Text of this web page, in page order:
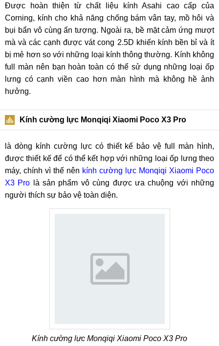
Được hoàn thiện từ chất liệu kính Asahi cao cấp của
Corning, kính cho khả năng chống bám vân tay, mồ hôi và
bụi bẩn vô cùng ấn tượng. Ngoài ra, bề mặt cảm ứng mượt
mà và các cạnh được vát cong 2.5D khiến kính bền bỉ và ít
bị mẻ hơn so với những loại kính thông thường. Kính không
full màn nên bạn hoàn toàn có thể sử dụng những loại ốp
lưng có cạnh viền cao hơn màn hình mà không hề ảnh
hưởng.
Kính cường lực Monqiqi Xiaomi Poco X3 Pro
là dòng kính cường lực có thiết kế bảo vệ full màn hình,
được thiết kế để có thể kết hợp với những loại ốp lưng theo
máy, chính vì thế nên kính cường lực Monqiqi Xiaomi Poco
X3 Pro là sản phẩm vô cùng được ưa chuộng với những
người thích sự bảo vệ toàn diện.
Kính cường lực Monqiqi Xiaomi Poco X3 Pro